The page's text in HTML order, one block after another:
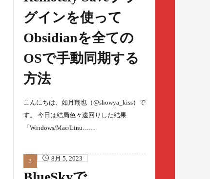
グインを使って
Obsidianを全ての
OSで手動同期する
方法
こんにちは、如月翔也（@showya_kiss）で
す。 今日は結局色々遠回りした結果
「Windows/Mac/Linu……
8月 5, 2023